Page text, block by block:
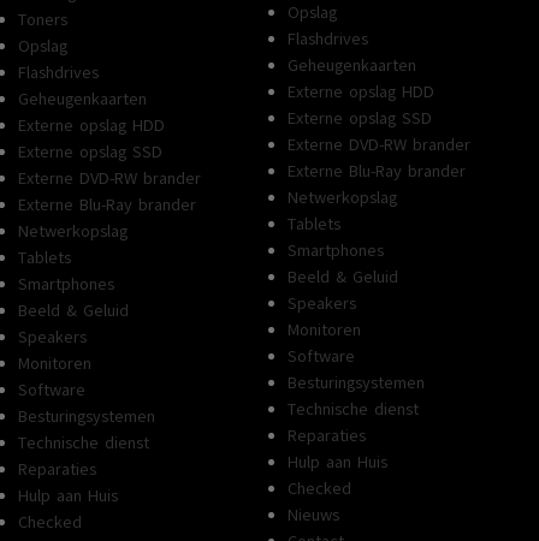
Toners
Opslag
Flashdrives
Geheugenkaarten
Externe opslag HDD
Externe opslag SSD
Externe DVD-RW brander
Externe Blu-Ray brander
Netwerkopslag
Tablets
Smartphones
Beeld & Geluid
Speakers
Monitoren
Software
Besturingsystemen
Technische dienst
Reparaties
Hulp aan Huis
Checked
Opslag
Flashdrives
Geheugenkaarten
Externe opslag HDD
Externe opslag SSD
Externe DVD-RW brander
Externe Blu-Ray brander
Netwerkopslag
Tablets
Smartphones
Beeld & Geluid
Speakers
Monitoren
Software
Besturingsystemen
Technische dienst
Reparaties
Hulp aan Huis
Checked
Nieuws